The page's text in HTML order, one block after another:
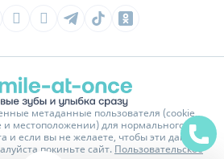
метаданные пользователя (cookie,
и местоположении) для нормального
и если вы не желаете, чтобы эти данные
покиньте сайт. Пользовательское